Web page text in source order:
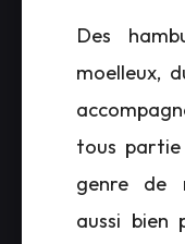
Des
moelleux,
tous partie
genre de
aussi bien